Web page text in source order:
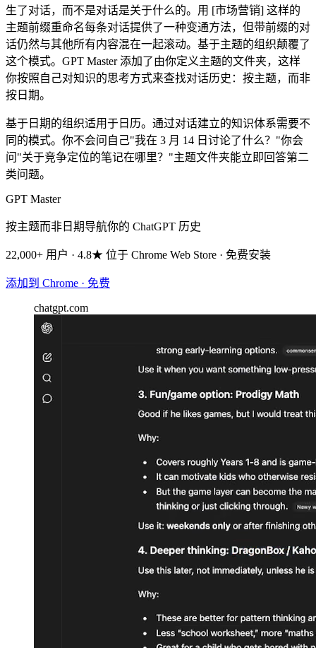
生了对话，而不是对话是关于什么的。用 [市场营销] 这样的
主题前缀重命名每条对话提供了一种变通方法，但带前缀的对
话仍然与其他所有内容混在一起滚动。基于主题的组织颠覆了
这个模式。GPT Master 添加了由你定义主题的文件夹，这样
你按照自己对知识的思考方式来查找对话历史：按主题，而非
按日期。
基于日期的组织适用于日历。通过对话建立的知识体系需要不
同的模式。你不会问自己"我在 3 月 14 日讨论了什么？"你会
问"关于竞争定位的笔记在哪里？"主题文件夹能立即回答第二
类问题。
GPT Master
按主题而非日期导航你的 ChatGPT 历史
22,000+ 用户 · 4.8★ 位于 Chrome Web Store · 免费安装
添加到 Chrome · 免费
chatgpt.com